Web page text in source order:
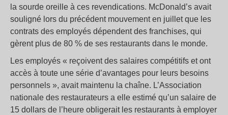
la sourde oreille à ces revendications. McDonald’s avait
souligné lors du précédent mouvement en juillet que les
contrats des employés dépendent des franchises, qui
gèrent plus de 80 % de ses restaurants dans le monde.
Les employés « reçoivent des salaires compétitifs et ont
accès à toute une série d’avantages pour leurs besoins
personnels », avait maintenu la chaîne. L’Association
nationale des restaurateurs a elle estimé qu’un salaire de
15 dollars de l’heure obligerait les restaurants à employer